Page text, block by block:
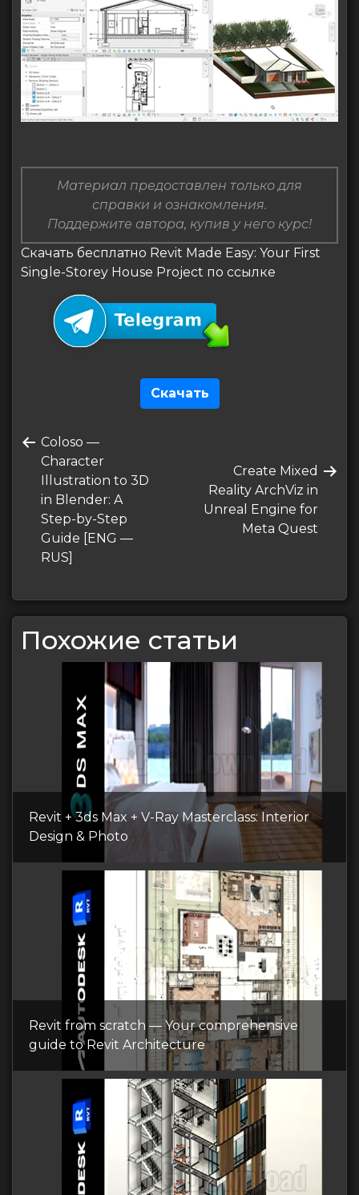
Материал предоставлен только для
справки и ознакомления.
Поддержите автора, купив у него курс!
Скачать бесплатно Revit Made Easy: Your First
Single-Storey House Project по ссылке
Скачать
по
записям
Предыдущая
запись
Coloso —
Character
Illustration to 3D
in Blender: A
Step-by-Step
Guide [ENG —
RUS]
Следующая
запись
Create Mixed
Reality ArchViz in
Unreal Engine for
Meta Quest
Похожие статьи
Revit + 3ds Max + V-Ray Masterclass: Interior
Design & Photo
Revit from scratch — Your comprehensive
guide to Revit Architecture